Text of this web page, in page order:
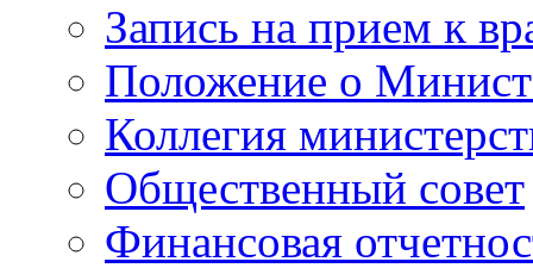
Запись на прием к
Положение о
Коллегия
Общественный совет
Финансовая